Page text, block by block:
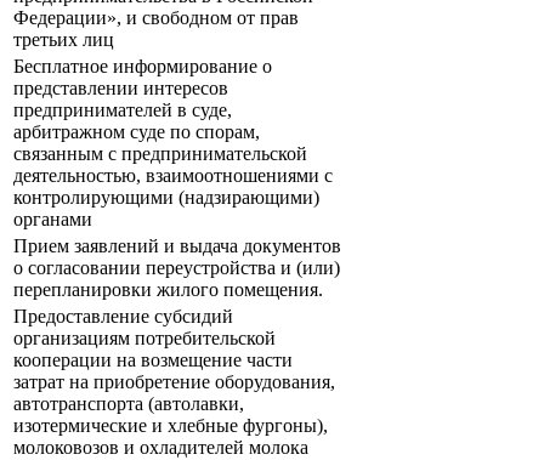
Федерации», и свободном от прав
третьих лиц
Бесплатное информирование о
представлении интересов
предпринимателей в суде,
арбитражном суде по спорам,
связанным с предпринимательской
деятельностью, взаимоотношениями с
контролирующими (надзирающими)
органами
Прием заявлений и выдача документов
о согласовании переустройства и (или)
перепланировки жилого помещения.
Предоставление субсидий
организациям потребительской
кооперации на возмещение части
затрат на приобретение оборудования,
автотранспорта (автолавки,
изотермические и хлебные фургоны),
молоковозов и охладителей молока